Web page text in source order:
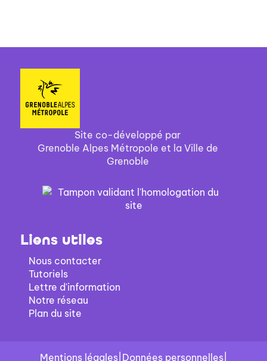
Site co-développé par
Grenoble Alpes Métropole et la Ville de
Grenoble
Liens utiles
Nous contacter
Tutoriels
Lettre d'information
Notre réseau
Plan du site
Mentions légales| Données personnelles|